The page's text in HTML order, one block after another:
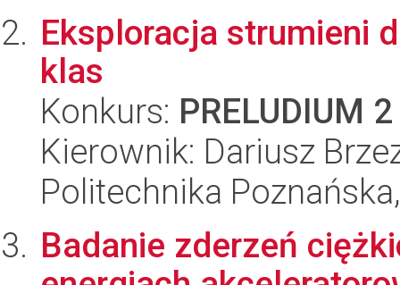
Eksploracja strumieni
klas
Konkurs: PRELUDIUM 2
Kierownik: Dariusz
Politechnika
Badanie zderzeń